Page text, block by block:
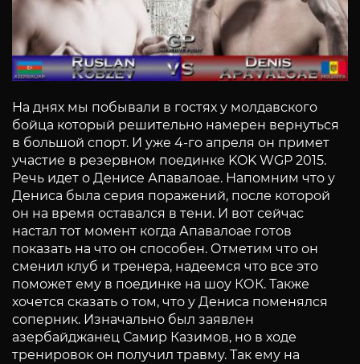
На днях мы побывали в гостях у молдавского
бойца который решительно намерен вернуться
в большой спорт. И уже 4-го апреля он примет
участие в резервном поединке KOK WGP 2015.
Речь идет о Денисе Апавалоае. Напомним что у
Дениса была серия поражений, после которой
он на время оставался в тени. И вот сейчас
настал тот момент когда Апавалоае готов
показать на что он способен. Отметим что он
сменил клуб и тренера, надеемся что все это
поможет ему в поединке на шоу КОК. Также
хочется сказать о том, что у Дениса поменялся
соперник. Изначально был заявлен
азербайджанец Самир Казимов, но в ходе
тренировок он получил травму. Так ему на